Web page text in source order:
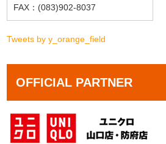
FAX：(083)902-8037
Tweets by y_orange_field
OFFICIAL PARTNER